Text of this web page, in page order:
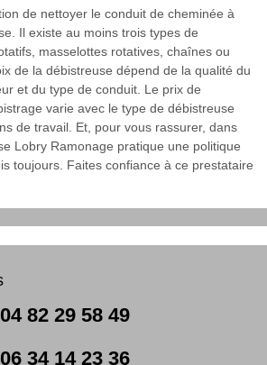
de nettoyer le conduit de cheminée à
Il existe au moins trois types de
masselottes rotatives, chaînes ou
de la débistreuse dépend de la qualité du
et du type de conduit. Le prix de
varie avec le type de débistreuse
de travail. Et, pour vous rassurer, dans
Lobry Ramonage pratique une politique
toujours. Faites confiance à ce prestataire
04 82 29 58 49
06 34 14 23 36